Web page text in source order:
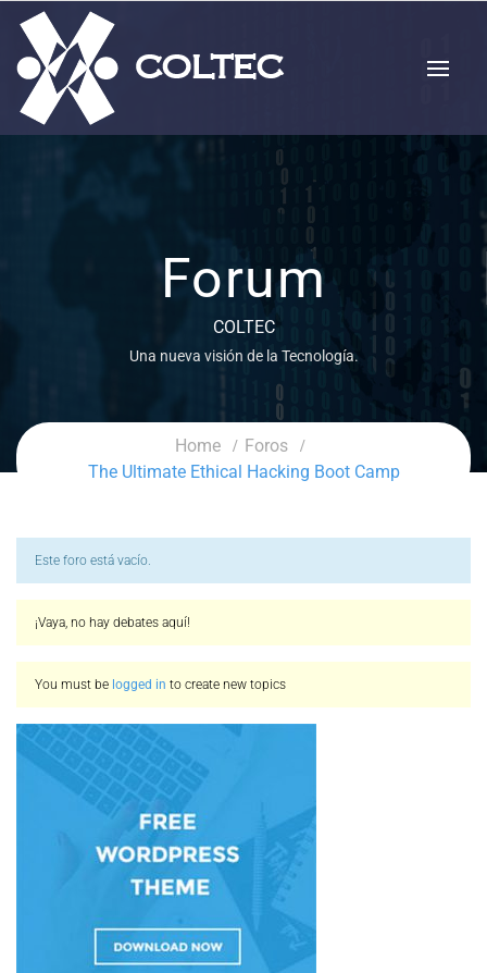
Forum
COLTEC
Una nueva visión de la Tecnología.
Home
Foros
The Ultimate Ethical Hacking Boot Camp
Este foro está vacío.
¡Vaya, no hay debates aquí!
You must be logged in to create new topics